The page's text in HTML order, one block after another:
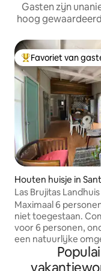
Gasten zijn
hoog
Topfavoriet van
Favoriet van
Houten huisje in
ra
Las Brujitas Landhuis
Maximaal 6
niet toegestaan. Comfortabel huisje
voor 6 personen,
een natuurlijke
voldoende ruimte
buitenactiviteiten